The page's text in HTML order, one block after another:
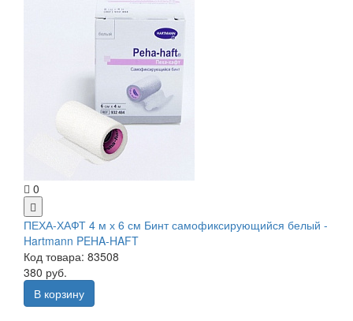
0
ПЕХА-ХАФТ 4 м х 6 см Бинт самофиксирующийся белый -
Hartmann PEHA-HAFT
Код товара: 83508
380 руб.
В корзину